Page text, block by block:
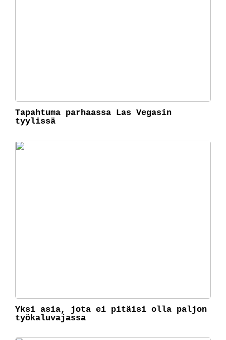
Tapahtuma parhaassa Las Vegasin
tyylissä
Yksi asia, jota ei pitäisi olla paljon
työkaluvajassa